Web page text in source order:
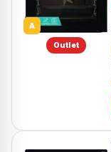
A
Outlet